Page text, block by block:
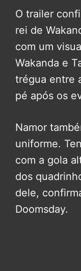
O trailer
rei de
com um
Wakanda e
trégua entre
pé após os
Namor
uniforme.
com a gola
dos
dele,
Doomsday.